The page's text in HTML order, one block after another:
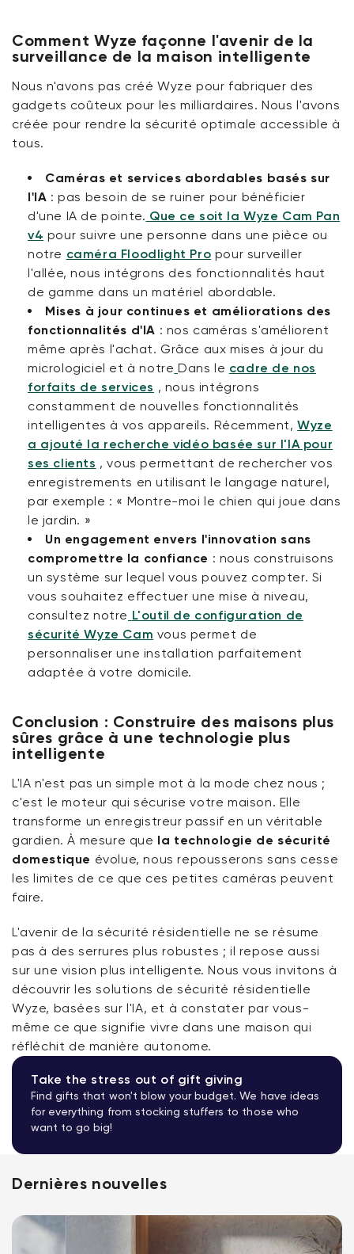
Comment Wyze façonne l'avenir de la
surveillance de la maison intelligente
Nous n'avons pas créé Wyze pour fabriquer des
gadgets coûteux pour les milliardaires. Nous l'avons
créée pour rendre la sécurité optimale accessible à
tous.
Caméras et services abordables basés sur
l'IA : pas besoin de se ruiner pour bénéficier
d'une IA de pointe. Que ce soit la Wyze Cam Pan
v4 pour suivre une personne dans une pièce ou
notre caméra Floodlight Pro pour surveiller
l'allée, nous intégrons des fonctionnalités haut
de gamme dans un matériel abordable.
Mises à jour continues et améliorations des
fonctionnalités d'IA : nos caméras s'améliorent
même après l'achat. Grâce aux mises à jour du
micrologiciel et à notre Dans le cadre de nos
forfaits de services , nous intégrons
constamment de nouvelles fonctionnalités
intelligentes à vos appareils. Récemment, Wyze
a ajouté la recherche vidéo basée sur l'IA pour
ses clients , vous permettant de rechercher vos
enregistrements en utilisant le langage naturel,
par exemple : « Montre-moi le chien qui joue dans
le jardin. »
Un engagement envers l'innovation sans
compromettre la confiance : nous construisons
un système sur lequel vous pouvez compter. Si
vous souhaitez effectuer une mise à niveau,
consultez notre L'outil de configuration de
sécurité Wyze Cam vous permet de
personnaliser une installation parfaitement
adaptée à votre domicile.
Conclusion : Construire des maisons plus
sûres grâce à une technologie plus
intelligente
L'IA n'est pas un simple mot à la mode chez nous ;
c'est le moteur qui sécurise votre maison. Elle
transforme un enregistreur passif en un véritable
gardien. À mesure que la technologie de sécurité
domestique évolue, nous repousserons sans cesse
les limites de ce que ces petites caméras peuvent
faire.
L'avenir de la sécurité résidentielle ne se résume
pas à des serrures plus robustes ; il repose aussi
sur une vision plus intelligente. Nous vous invitons à
découvrir les solutions de sécurité résidentielle
Wyze, basées sur l'IA, et à constater par vous-
même ce que signifie vivre dans une maison qui
réfléchit de manière autonome.
Take the stress out of gift giving
Find gifts that won't blow your budget. We have ideas
for everything from stocking stuffers to those who
want to go big!
Dernières nouvelles